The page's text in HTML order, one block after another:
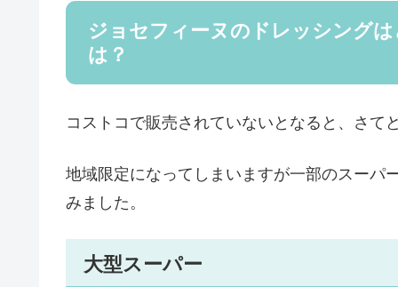
ジョセフィーヌのドレッシング
は？
コストコで販売されていないとなると、さて
地域限定になってしまいますが一部のスーパ
みました。
大型スーパー